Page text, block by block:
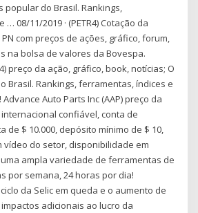
popular do Brasil. Rankings,
08/11/2019 · (PETR4) Cotação da
PN com preços de ações, gráfico, forum,
na bolsa de valores da Bovespa.
preço da ação, gráfico, book, notícias; O
Brasil. Rankings, ferramentas, índices e
Auto Parts Inc (AAP) preço da
confiável, conta de
de $ 10.000, depósito mínimo de $ 10,
vídeo do setor, disponibilidade em
ampla variedade de ferramentas de
por semana, 24 horas por dia!
ciclo da Selic em queda e o aumento de
adicionais ao lucro da